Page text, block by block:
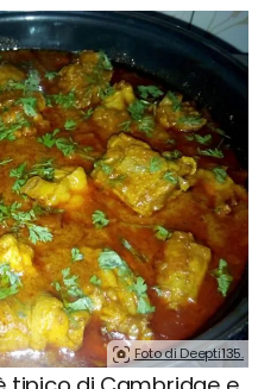
Foto di Deepti135.